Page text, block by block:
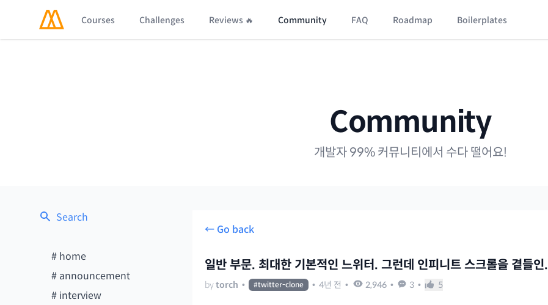
Courses Challenges Reviews 🔥 Community FAQ Roadmap Boilerplates
Community
개발자 99% 커뮤니티에서 수다 떨어요!
Search
# home
# announcement
# interview
← Go back
일반 부문. 최대한 기본적인 느위터. 그런데 인피니트 스크롤을 곁들인.
bytorch • #twitter-clone • 4년 전 • 2,946 • 3 • 5